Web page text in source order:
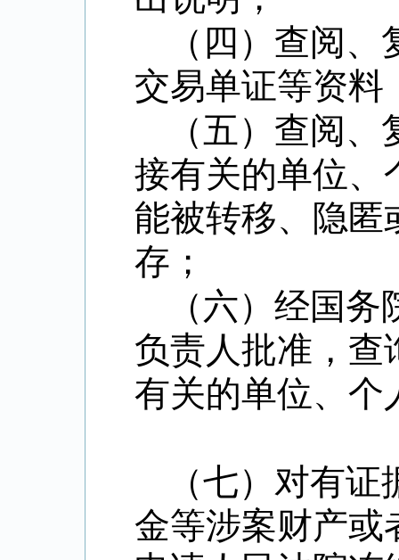
（四）查阅
交易单证等资料
（五）查阅
接有关的单位、
能被转移、隐匿
存；
（六）经国
负责人批准，查
有关的单位、个
（七）对有
金等涉案财产或